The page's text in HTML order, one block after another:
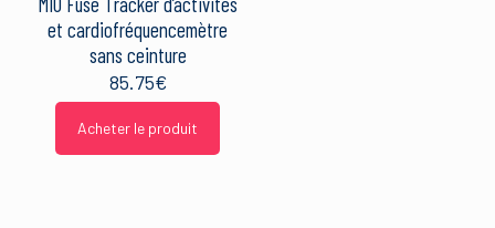
et cardiofréquencemètre
sans ceinture
85.75€
Acheter le produit